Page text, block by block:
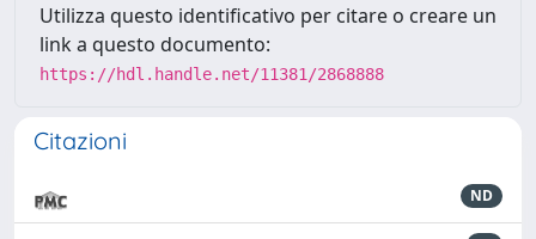
Utilizza questo identificativo per citare o creare un
link a questo documento:
https://hdl.handle.net/11381/2868888
Citazioni
ND